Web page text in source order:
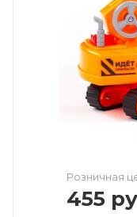
Розничная
455